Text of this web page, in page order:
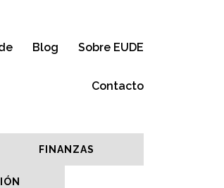
Blog Sobre EUDE
Contacto
FINANZAS